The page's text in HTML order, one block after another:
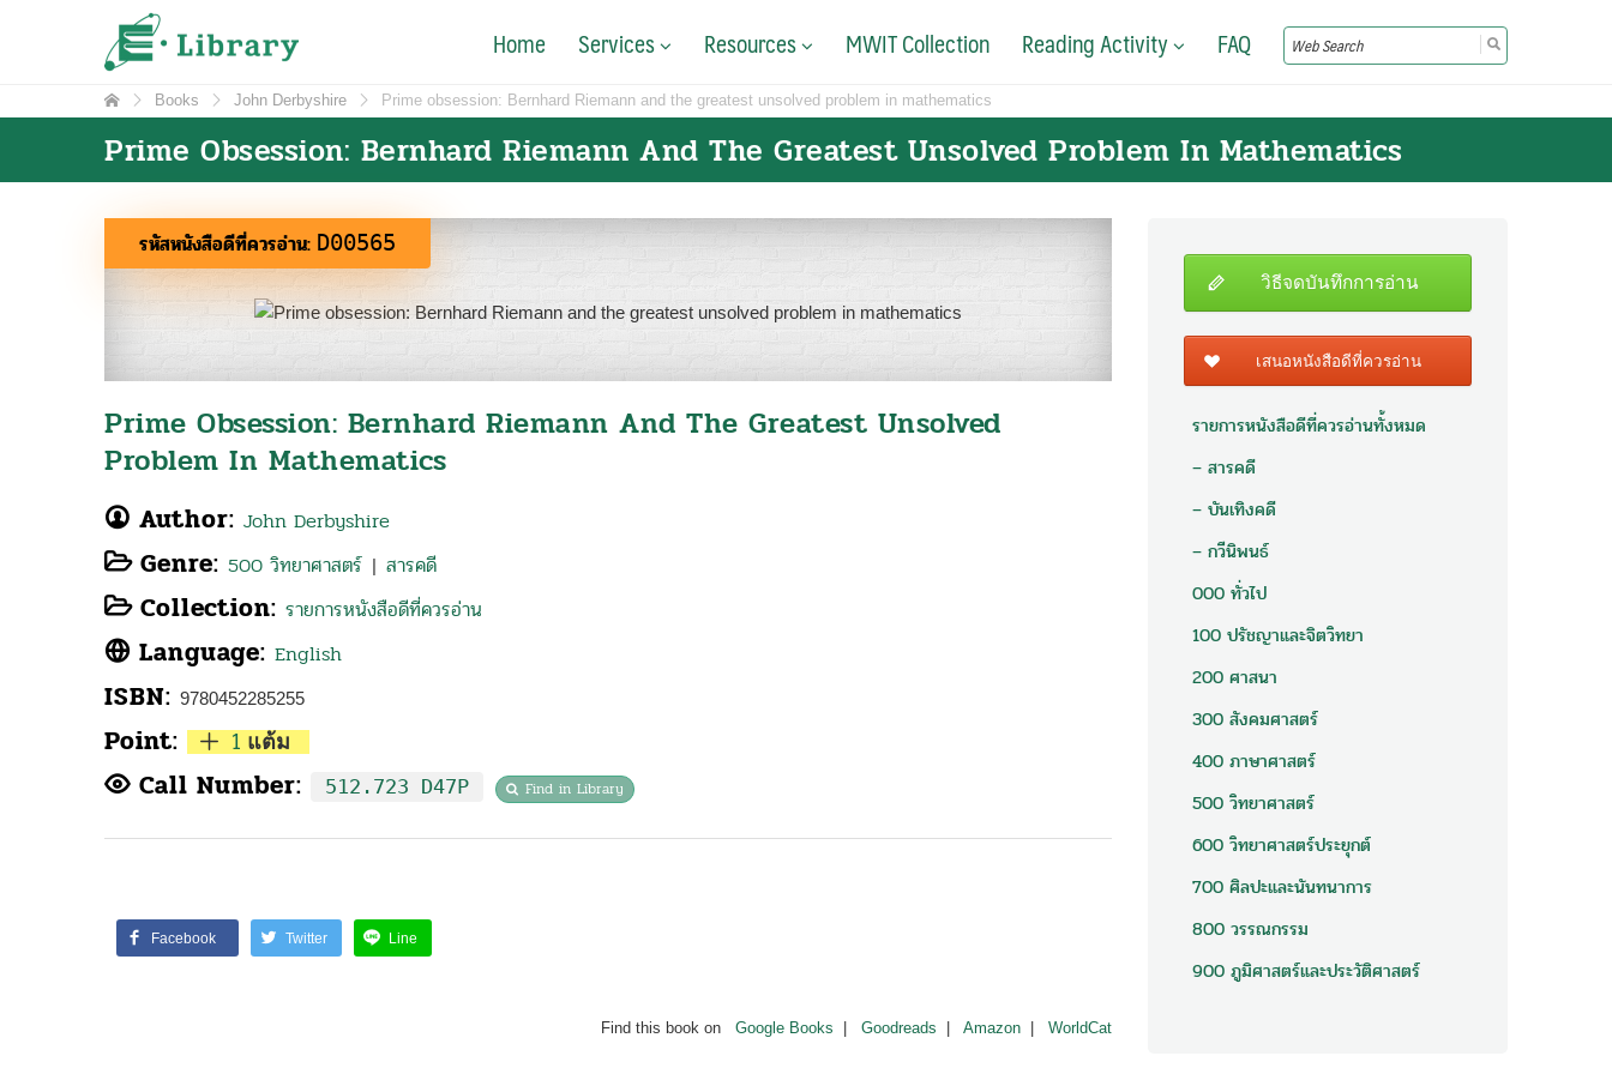
e-Library
ศูนย์วิทยบริการ โรงเรียนมหิดลวิทยานุสรณ์
Search
for:
Home Services Resources MWIT Collection Reading Activity FAQ
Books John Derbyshire Prime obsession: Bernhard Riemann and the greatest unsolved problem in mathematics
Prime Obsession: Bernhard Riemann And The Greatest Unsolved Problem In Mathematics
รหัสหนังสือดีที่ควรอ่าน: D00565
Prime Obsession: Bernhard Riemann And The Greatest Unsolved
Problem In Mathematics
Author: John Derbyshire
Genre: 500 วิทยาศาสตร์ | สารคดี
Collection: รายการหนังสือดีที่ควรอ่าน
Language: English
ISBN: 9780452285255
Point: 1 แต้ม
Call Number: 512.723 D47P Find in Library
Facebook Twitter Line
Find this book on Google Books Goodreads Amazon WorldCat
วิธีจดบันทึกการอ่าน
เสนอหนังสือดีที่ควรอ่าน
รายการหนังสือดีที่ควรอ่านทั้งหมด
– สารคดี
– บันเทิงคดี
– กวีนิพนธ์
000 ทั่วไป
100 ปรัชญาและจิตวิทยา
200 ศาสนา
300 สังคมศาสตร์
400 ภาษาศาสตร์
500 วิทยาศาสตร์
600 วิทยาศาสตร์ประยุกต์
700 ศิลปะและนันทนาการ
800 วรรณกรรม
900 ภูมิศาสตร์และประวัติศาสตร์